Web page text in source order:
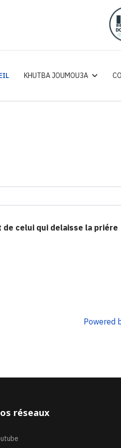
KHUTBA JOUMOU3A
de celui qui delaisse la priére
Powered
réseaux